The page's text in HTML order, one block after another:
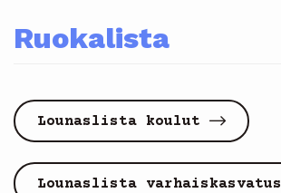
Ruokalista
Lounaslista koulut
Lounaslista varhaiskasvatus